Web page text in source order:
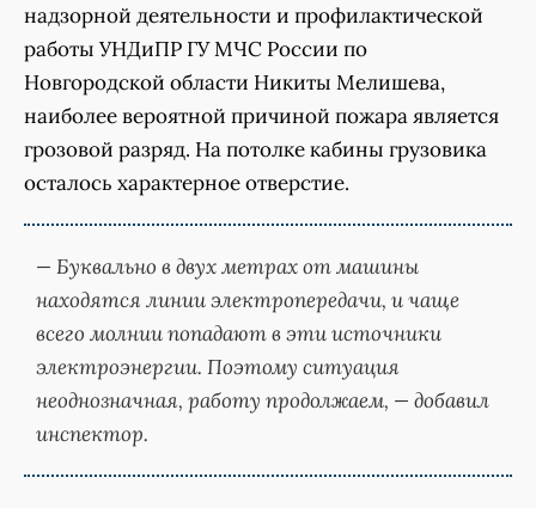
надзорной деятельности и профилактической
работы УНДиПР ГУ МЧС России по
Новгородской области Никиты Мелишева,
наиболее вероятной причиной пожара является
грозовой разряд. На потолке кабины грузовика
осталось характерное отверстие.
— Буквально в двух метрах от машины
находятся линии электропередачи, и чаще
всего молнии попадают в эти источники
электроэнергии. Поэтому ситуация
неоднозначная, работу продолжаем, — добавил
инспектор.